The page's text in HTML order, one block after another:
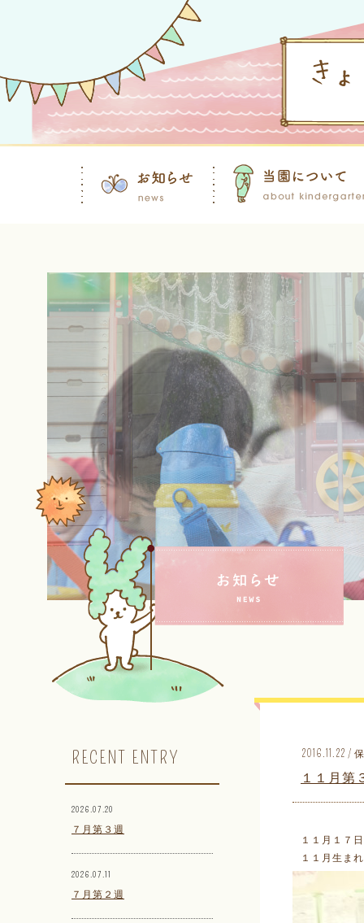
RECENT ENTRY
2026.07.20
７月第３週
2026.07.11
７月第２週
2016.11.22 /
１１月第
１１月１７
１１月生ま